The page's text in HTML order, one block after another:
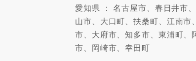
愛知県 ： 名古屋市、春日井市
山市、大口町、扶桑町、江南
市、大府市、知多市、東浦町、
市、岡崎市、幸田町